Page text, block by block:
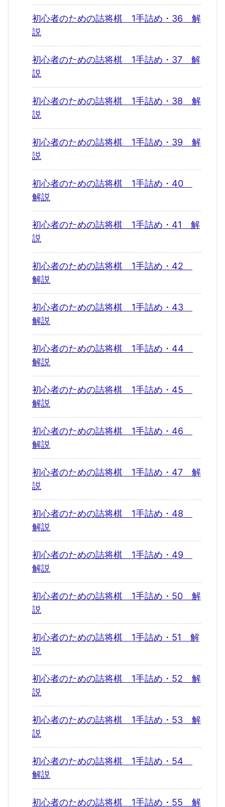
初心者のための詰将棋 1手詰め・36 解
説
初心者のための詰将棋 1手詰め・37 解
説
初心者のための詰将棋 1手詰め・38 解
説
初心者のための詰将棋 1手詰め・39 解
説
初心者のための詰将棋 1手詰め・40
解説
初心者のための詰将棋 1手詰め・41 解
説
初心者のための詰将棋 1手詰め・42
解説
初心者のための詰将棋 1手詰め・43
解説
初心者のための詰将棋 1手詰め・44
解説
初心者のための詰将棋 1手詰め・45
解説
初心者のための詰将棋 1手詰め・46
解説
初心者のための詰将棋 1手詰め・47 解
説
初心者のための詰将棋 1手詰め・48
解説
初心者のための詰将棋 1手詰め・49
解説
初心者のための詰将棋 1手詰め・50 解
説
初心者のための詰将棋 1手詰め・51 解
説
初心者のための詰将棋 1手詰め・52 解
説
初心者のための詰将棋 1手詰め・53 解
説
初心者のための詰将棋 1手詰め・54
解説
初心者のための詰将棋 1手詰め・55 解